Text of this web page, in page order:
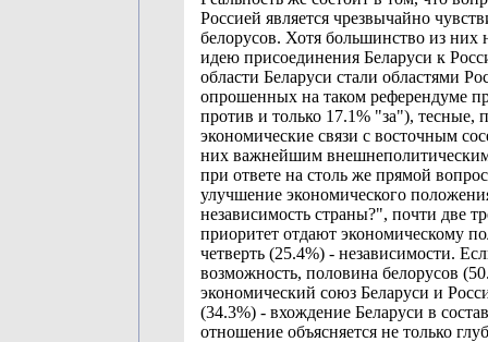
Россией является чрезвычайно
белорусов. Хотя большинство из
идею присоединения Беларуси к
области Беларуси стали областями
опрошенных на таком референдуме
против и только 17.1% "за"), тесные,
экономические связи с восточным
них важнейшим
при ответе на столь же прямой
улучшение экономического
независимость страны?", почти две
приоритет отдают экономическому
четверть (25.4%) - независимости.
возможность, половина белорусов
экономический союз Беларуси и
(34.3%) - вхождение Беларуси в
отношение объясняется не только